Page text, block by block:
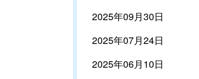
2025年09月30日
2025年07月24日
2025年06月10日